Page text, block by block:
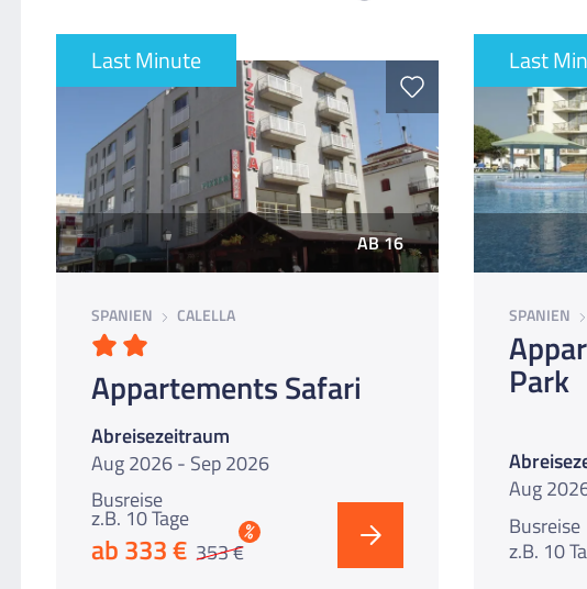
Last Minute
AB 16
SPANIEN CALELLA
Appartements Safari
Abreisezeitraum
Aug 2026 - Sep 2026
Busreise
z.B. 10 Tage
ab 333 € 353 €
%
Last
SPANIEN
Park
Aug
Busreise
z.B. 10